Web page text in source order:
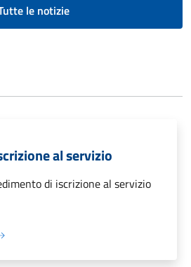
le notizie
al servizio
di iscrizione al servizio